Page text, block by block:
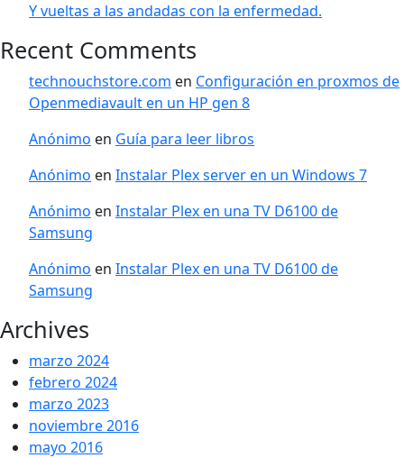
Y vueltas a las andadas con la enfermedad.
Recent Comments
technouchstore.com en Configuración en proxmos de
Openmediavault en un HP gen 8
Anónimo en Guía para leer libros
Anónimo en Instalar Plex server en un Windows 7
Anónimo en Instalar Plex en una TV D6100 de
Samsung
Anónimo en Instalar Plex en una TV D6100 de
Samsung
Archives
marzo 2024
febrero 2024
marzo 2023
noviembre 2016
mayo 2016